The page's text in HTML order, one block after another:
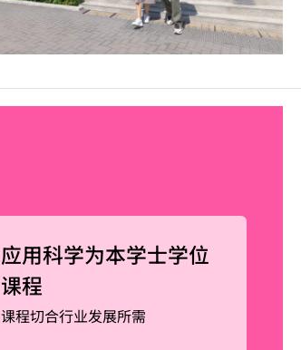
应用科学为本学士学位
课程
课程切合行业发展所需